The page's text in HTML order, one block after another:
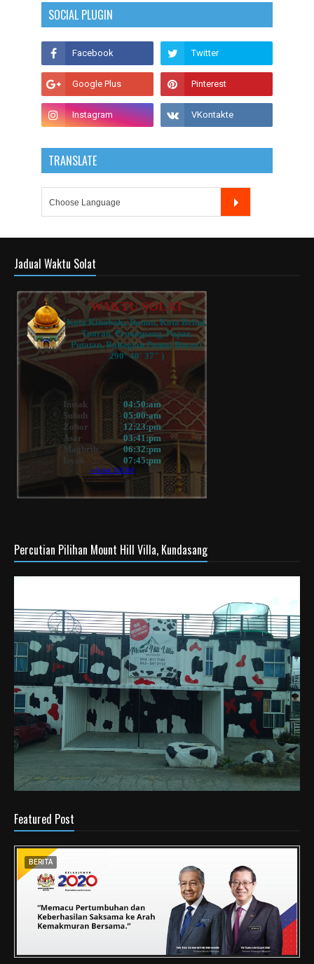
SOCIAL PLUGIN
TRANSLATE
Jadual Waktu Solat
Percutian Pilihan Mount Hill Villa, Kundasang
Featured Post
BERITA